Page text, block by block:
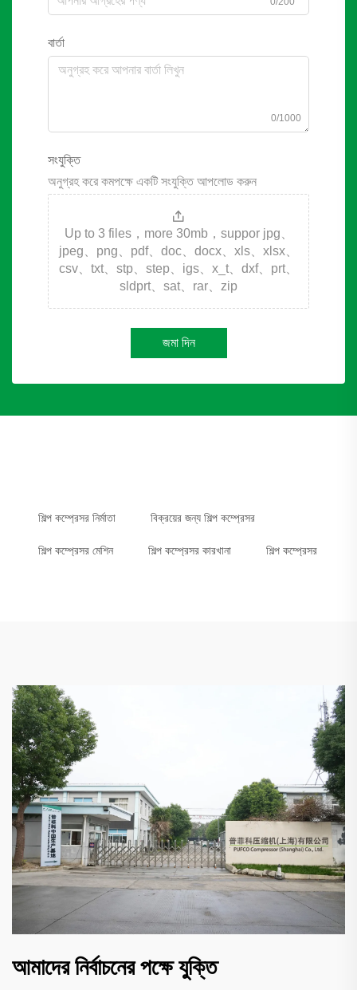
বার্তা
0/1000
সংযুক্তি
অনুগ্রহ করে কমপক্ষে একটি সংযুক্তি আপলোড করুন
Up to 3 files，more 30mb，suppor jpg、
jpeg、png、pdf、doc、docx、xls、xlsx、
csv、txt、stp、step、igs、x_t、dxf、prt、
sldprt、sat、rar、zip
জমা দিন
শিল্প কম্প্রেসর নির্মাতা বিক্রয়ের জন্য শিল্প কম্প্রেসর
শিল্প কম্প্রেসর মেশিন শিল্প কম্প্রেসর কারখানা শিল্প কম্প্রেসর
আমাদের নির্বাচনের পক্ষে যুক্তি